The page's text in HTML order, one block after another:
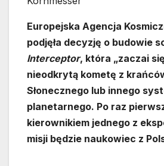
Europejska Agencja
podjęła decyzję o budowie
Interceptor, która „zaczai
nieodkrytą kometę z
Słonecznego lub innego
planetarnego. Po raz
kierownikiem jednego z
misji będzie naukowiec z